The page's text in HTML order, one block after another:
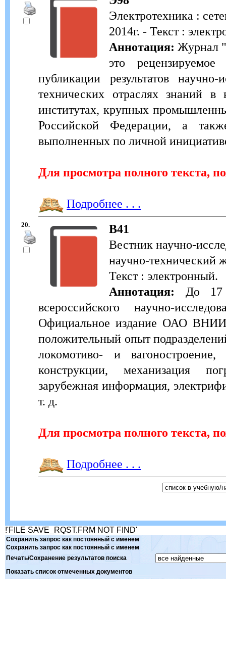
Электротехника :
2014г. - Текст :
Аннотация: Журнал
это рецензируемое
публикации результатов
технических отраслях знаний в
институтах, крупных
Российской Федерации, а
выполненных по личной
Для просмотра полного текста,
Подробнее . . .
20.
В41
Вестник научно-
научно-технический
Текст : электронный.
Аннотация: До 17
всероссийского научно-
Официальное издание ОАО
положительный опыт
локомотиво- и
конструкции, механизация
зарубежная информация,
т. д.
Для просмотра полного текста,
Подробнее . . .
!'FILE SAVE_RQST.FRM NOT FIND'
Сохранить запрос как постоянный с именем
Сохранить запрос как постоянный с именем
Печать/Сохранение результатов поиска
Показать список отмеченных документов